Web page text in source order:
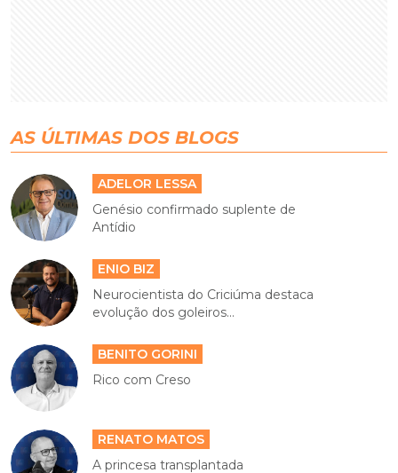
AS ÚLTIMAS DOS BLOGS
ADELOR LESSA
Genésio confirmado suplente de
Antídio
ENIO BIZ
Neurocientista do Criciúma destaca
evolução dos goleiros...
BENITO GORINI
Rico com Creso
RENATO MATOS
A princesa transplantada